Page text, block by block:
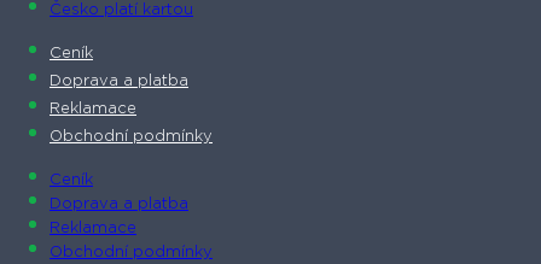
Česko platí kartou
Ceník
Doprava a platba
Reklamace
Obchodní podmínky
Ceník
Doprava a platba
Reklamace
Obchodní podmínky